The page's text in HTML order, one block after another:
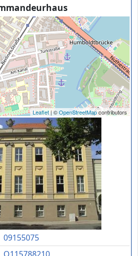
Leaflet| ©OpenStreetMapcontributors
09155075